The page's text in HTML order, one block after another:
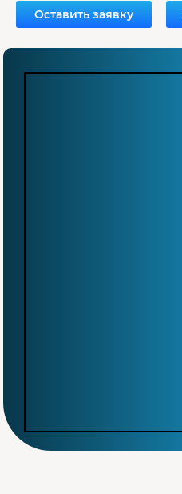
Оставить заявку